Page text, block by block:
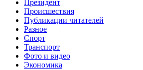
Президент
Происшествия
Публикации читателей
Разное
Спорт
Транспорт
Фото и видео
Экономика